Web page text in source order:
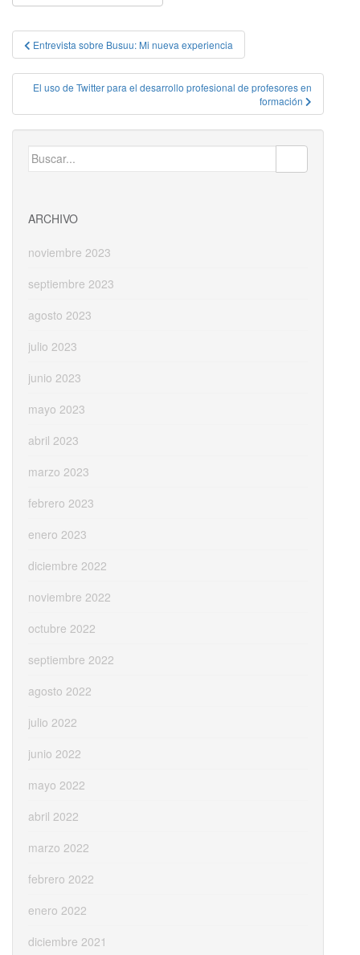
Navegación
de
entradas
Entrevista sobre Busuu: Mi nueva experiencia
El uso de Twitter para el desarrollo profesional de profesores en
formación
Buscar:
ARCHIVO
noviembre 2023
septiembre 2023
agosto 2023
julio 2023
junio 2023
mayo 2023
abril 2023
marzo 2023
febrero 2023
enero 2023
diciembre 2022
noviembre 2022
octubre 2022
septiembre 2022
agosto 2022
julio 2022
junio 2022
mayo 2022
abril 2022
marzo 2022
febrero 2022
enero 2022
diciembre 2021